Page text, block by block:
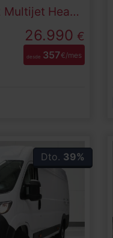
Furgon 2.2 Multijet Heavy 35 L4H2 103 kW (140 CV)
26.990 €
desde 357€/mes
Dto. 39%